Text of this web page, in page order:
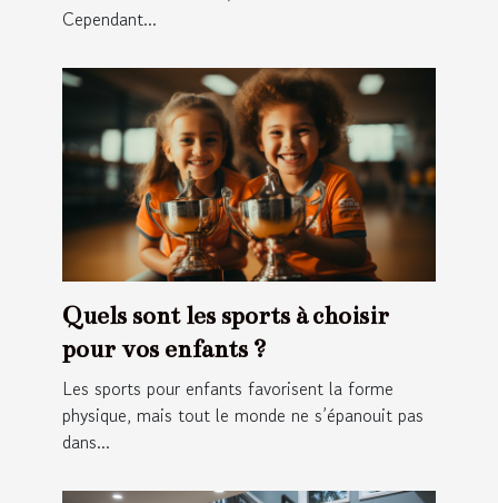
Cependant...
Quels sont les sports à choisir
pour vos enfants ?
Les sports pour enfants favorisent la forme
physique, mais tout le monde ne s’épanouit pas
dans...